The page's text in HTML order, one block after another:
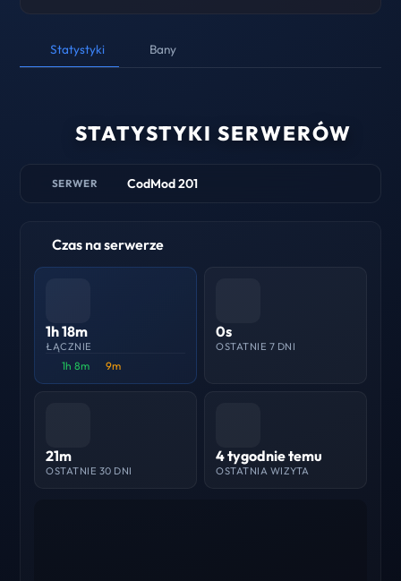
Statystyki Bany
STATYSTYKI SERWERÓW
SERWER CodMod 201
Czas na serwerze
1h 18m
ŁĄCZNIE
1h 8m 9m
0s
OSTATNIE 7 DNI
21m
OSTATNIE 30 DNI
4 tygodnie temu
OSTATNIA WIZYTA